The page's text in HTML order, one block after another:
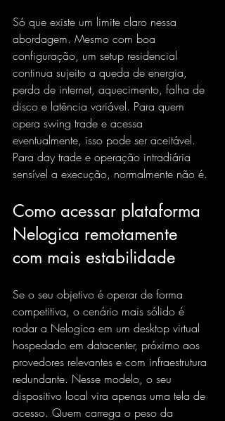
Só que existe um limite claro nessa
abordagem. Mesmo com boa
configuração, um setup residencial
continua sujeito a queda de energia,
perda de internet, aquecimento, falha de
disco e latência variável. Para quem
opera swing trade e acessa
eventualmente, isso pode ser aceitável.
Para day trade e operação intradiária
sensível a execução, normalmente não é.
Como acessar plataforma
Nelogica remotamente
com mais estabilidade
Se o seu objetivo é operar de forma
competitiva, o cenário mais sólido é
rodar a Nelogica em um desktop virtual
hospedado em datacenter, próximo aos
provedores relevantes e com infraestrutura
redundante. Nesse modelo, o seu
dispositivo local vira apenas uma tela de
acesso. Quem carrega o peso da